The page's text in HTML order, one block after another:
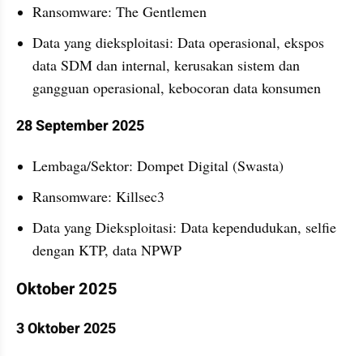
Ransomware: The Gentlemen
Data yang dieksploitasi: Data operasional, ekspos
data SDM dan internal, kerusakan sistem dan
gangguan operasional, kebocoran data konsumen
28 September 2025
Lembaga/Sektor: Dompet Digital (Swasta)
Ransomware: Killsec3
Data yang Dieksploitasi: Data kependudukan, selfie
dengan KTP, data NPWP
Oktober 2025
3 Oktober 2025